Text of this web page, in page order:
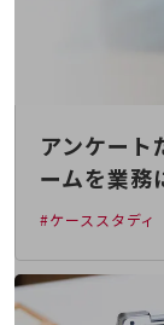
サービス別サポー
ご契約中サービス
Web明細(ビリング
アンケー
ームを業務
#ケーススタディ